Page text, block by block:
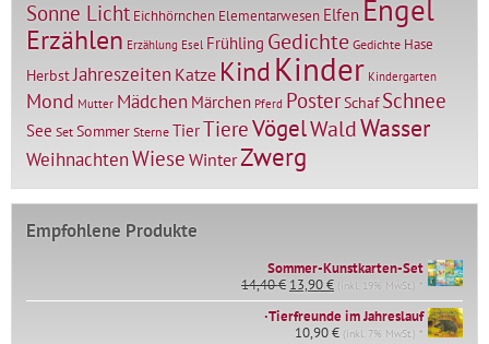
Sonne Licht Eichhörnchen Elementarwesen Elfen Engel
Erzählen Erzählung Esel Frühling Gedichte Gedichte Hase
HerbstJahreszeitenKatze KindKinder Kindergarten
Mond Mutter Mädchen Märchen Pferd PosterSchaf Schnee
See Set Sommer Sterne TierTiereVögelWaldWasser
WeihnachtenWiese WinterZwerg
Empfohlene Produkte
Sommer-Kunstkarten-Set
14,40€ Ursprünglicher
Preis
war:
14,40 €
13,90€Aktueller
Preis
ist:
13,90 €.
(inkl. 19% MwSt.) *
∙Tierfreunde im Jahreslauf
10,90€ (inkl. 7% MwSt.) *